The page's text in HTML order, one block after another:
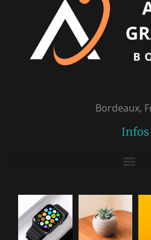
Bordeaux,
Infos